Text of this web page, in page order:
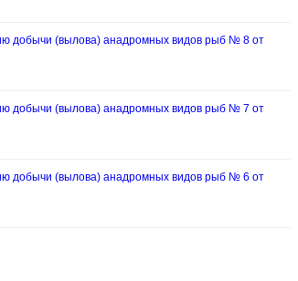
добычи (вылова) анадромных видов рыб № 8 от
добычи (вылова) анадромных видов рыб № 7 от
добычи (вылова) анадромных видов рыб № 6 от